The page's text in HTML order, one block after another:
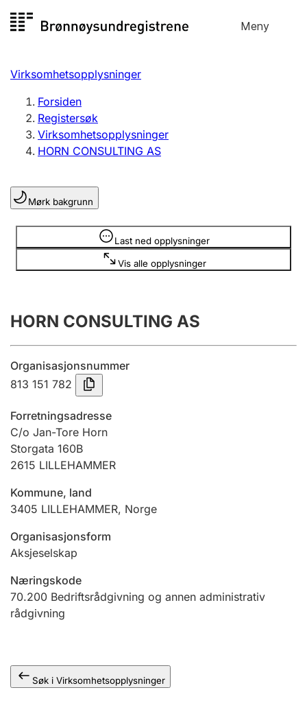
til
Meny
Registersøk
Aksjeselskap
Enkeltpersonforetak
Registrere, endre, slette
Lag og forening
Registrere, endre, slette
Årsregnskap
Innsending og forsinkelsesgebyr
Tinglysing
Jeger
Betaling og jegeravgiftskort
Andre tema
Virksomhetsopplysninger
Forsiden
Registersøk
Virksomhetsopplysninger
HORN CONSULTING AS
Mørk bakgrunn
Last ned opplysninger
Vis alle opplysninger
Opplysninger er skjult
HORN CONSULTING AS
Organisasjonsnummer
813 151 782
Forretningsadresse
C/o Jan-Tore Horn
Storgata 160B
2615 LILLEHAMMER
Kommune, land
3405 LILLEHAMMER, Norge
Organisasjonsform
Aksjeselskap
Næringskode
70.200 Bedriftsrådgivning og annen administrativ
rådgivning
Søk i Virksomhetsopplysninger